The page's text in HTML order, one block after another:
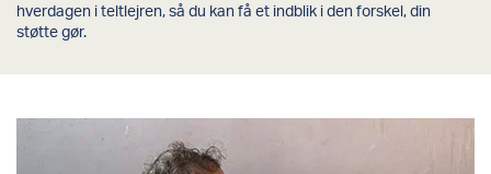
hverdagen i teltlejren, så du kan få et indblik i den forskel, din
støtte gør.